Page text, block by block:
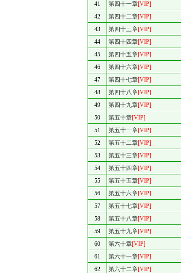
41
第四十一章[VIP]
42
第四十二章[VIP]
43
第四十三章[VIP]
44
第四十四章[VIP]
45
第四十五章[VIP]
46
第四十六章[VIP]
47
第四十七章[VIP]
48
第四十八章[VIP]
49
第四十九章[VIP]
50
第五十章[VIP]
51
第五十一章[VIP]
52
第五十二章[VIP]
53
第五十三章[VIP]
54
第五十四章[VIP]
55
第五十五章[VIP]
56
第五十六章[VIP]
57
第五十七章[VIP]
58
第五十八章[VIP]
59
第五十九章[VIP]
60
第六十章[VIP]
61
第六十一章[VIP]
62
第六十二章[VIP]